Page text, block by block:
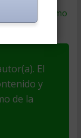
Aprende cómo
El
y
de la